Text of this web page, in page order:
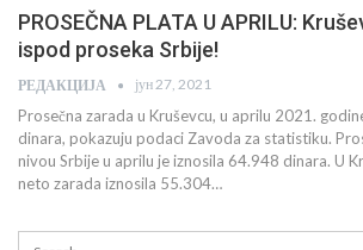
PROSEČNA PLATA U APRILU:
ispod proseka Srbije!
РЕДАКЦИЈА јун 27, 2021
Prosečna zarada u Kruševcu, u aprilu 2021.
dinara, pokazuju podaci Zavoda za statistiku.
nivou Srbije u aprilu je iznosila 64.948 dinara. U
neto zarada iznosila 55.304…